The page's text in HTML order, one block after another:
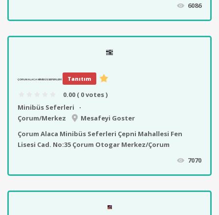
6086
ÇORUM ALACA MINIBÜS SEFERLERI Tanıtım
0.00 ( 0 votes )
Minibüs Seferleri
Çorum/Merkez
Mesafeyi Goster
Çorum Alaca Minibüs Seferleri Çepni Mahallesi Fen
Lisesi Cad. No:35 Çorum Otogar Merkez/Çorum
7070